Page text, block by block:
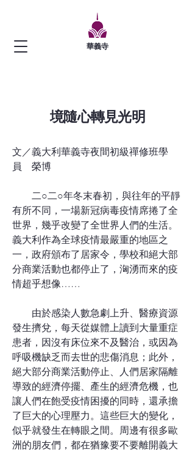
華義寺
境隨心轉見光明
文／義大利華義寺夜間初級禪修班學
員 榮博
二○二○年冬末春初，與往年的平靜
有所不同，一場新冠病毒疫情席捲了全
世界，幾乎改變了全世界人們的生活。
義大利作為全球疫情最嚴重的地區之
一，政府頒布了居家令，學校和絕大部
分商業活動也都停止了，洶湧而來的疫
情超乎想像……
由於感染人數急劇上升、醫療資源
發生擠兌，每天從媒體上讀到大量重症
患者，因沒有床位來不及醫治，或因為
呼吸機缺乏而去世的悲傷消息；此外，
絕大部分商業活動停止、人們居家隔離
導致的經濟停擺、產生的經濟危機，也
讓人們在飽受疫情困擾的同時，還承擔
了巨大的心理壓力。這些巨大的變化，
似乎就發生在轉眼之間。周邊有很多歐
洲的朋友們，都在猶豫要不要離開義大